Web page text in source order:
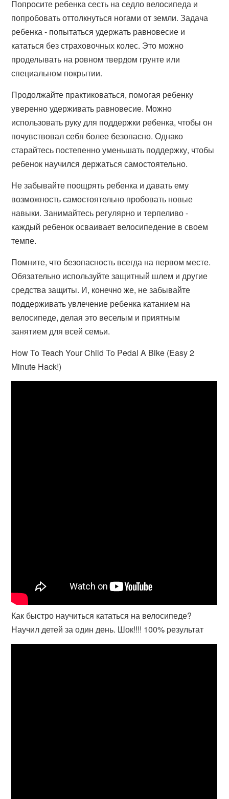
Попросите ребенка сесть на седло велосипеда и
попробовать оттолкнуться ногами от земли. Задача
ребенка - попытаться удержать равновесие и
кататься без страховочных колес. Это можно
проделывать на ровном твердом грунте или
специальном покрытии.
Продолжайте практиковаться, помогая ребенку
уверенно удерживать равновесие. Можно
использовать руку для поддержки ребенка, чтобы он
почувствовал себя более безопасно. Однако
старайтесь постепенно уменьшать поддержку, чтобы
ребенок научился держаться самостоятельно.
Не забывайте поощрять ребенка и давать ему
возможность самостоятельно пробовать новые
навыки. Занимайтесь регулярно и терпеливо -
каждый ребенок осваивает велосипедение в своем
темпе.
Помните, что безопасность всегда на первом месте.
Обязательно используйте защитный шлем и другие
средства защиты. И, конечно же, не забывайте
поддерживать увлечение ребенка катанием на
велосипеде, делая это веселым и приятным
занятием для всей семьи.
How To Teach Your Child To Pedal A Bike (Easy 2
Minute Hack!)
Как быстро научиться кататься на велосипеде?
Научил детей за один день. Шок!!!! 100% результат